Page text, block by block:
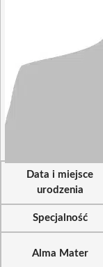
Data i miejsce
urodzenia
Specjalność
Alma Mater